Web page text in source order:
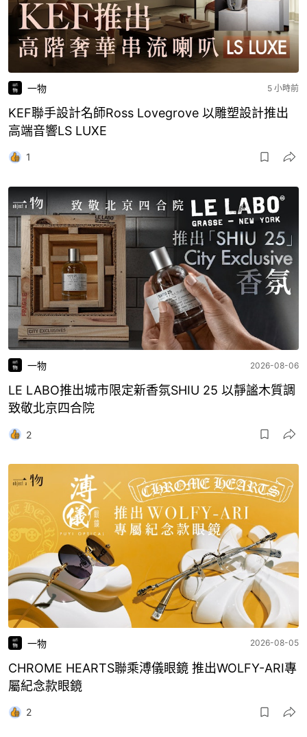
一物 5 小時前
KEF聯手設計名師Ross Lovegrove 以雕塑設計推出
高端音響LS LUXE
1
一物 2026-08-06
LE LABO推出城市限定新香氛SHIU 25 以靜謐木質調
致敬北京四合院
2
一物 2026-08-05
CHROME HEARTS聯乘溥儀眼鏡 推出WOLFY-ARI專
屬紀念款眼鏡
2